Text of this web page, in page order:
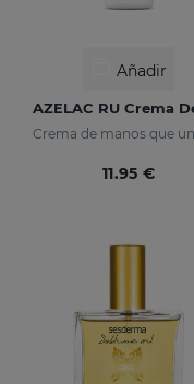
Añadir
11.95 €